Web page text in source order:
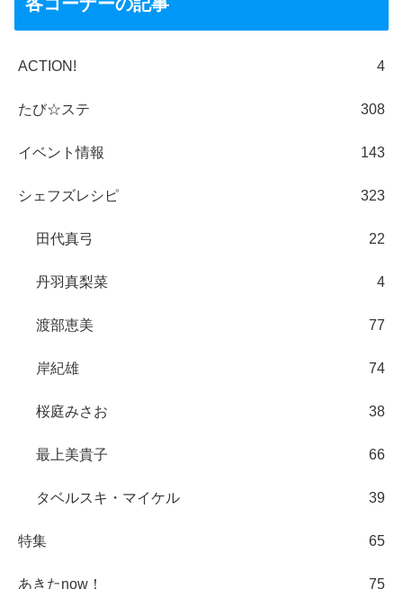
ACTION! 4
たび☆ステ 308
イベント情報 143
シェフズレシピ 323
田代真弓 22
丹羽真梨菜 4
渡部恵美 77
岸紀雄 74
桜庭みさお 38
最上美貴子 66
タベルスキ・マイケル 39
特集 65
あきたnow！ 75